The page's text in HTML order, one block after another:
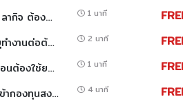
- EP.22 ลูกจ้างลาป่วย ลาคลอด ลากิจ ต้องนำส่งเงินเข้ากองทุนสงเคราะห์ลูกจ้างยังไง (HR พาคุย) 1 นาที
- EP.21 จ้างพนักงานเกษียณอายุทำงานต่อต้องนำส่งเงินเข้ากองทุนสงเคราะห์ลูกจ้างหรือไม่ (HR พาคุย) 2 นาที
- EP.20 พนักงานถูกอายัดเงินเดือนต้องใช้ยอดไหนนำส่งเข้ากองทุนสงเคราะห์ลูกจ้าง (HR พาคุย) 1 นาที
- EP.19 ลูกจ้างประเภทไหนต้องเข้ากองทุนสงเคราะห์ลูกจ้าง (HR พาคุย) 4 นาที